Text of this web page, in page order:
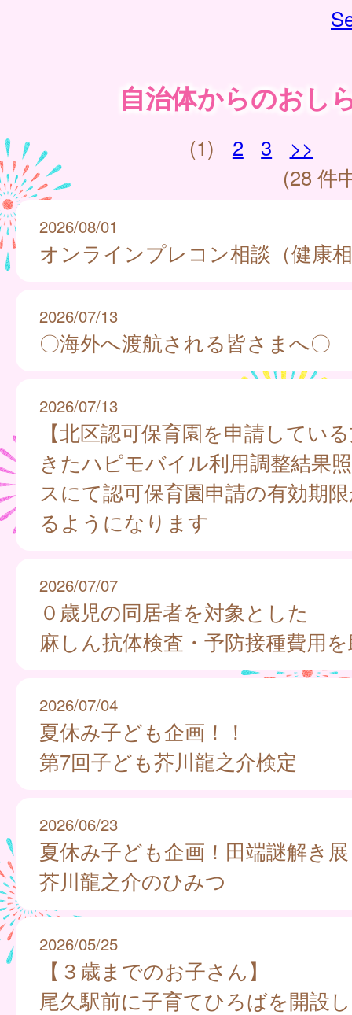
自治体からのおし
(1) 2 3
>>
(28 件
2026/08/01
オンラインプレコン相談（健康
2026/07/13
〇海外へ渡航される皆さまへ〇
2026/07/13
【北区認可保育園を申請してい
きたハピモバイル利用調整結果
スにて認可保育園申請の有効期
るようになります
2026/07/07
０歳児の同居者を対象とした
麻しん抗体検査・予防接種費用
2026/07/04
夏休み子ども企画！！
第7回子ども芥川龍之介検定
2026/06/23
夏休み子ども企画！田端謎解き展
芥川龍之介のひみつ
2026/05/25
【３歳までのお子さん】
尾久駅前に子育てひろばを開設